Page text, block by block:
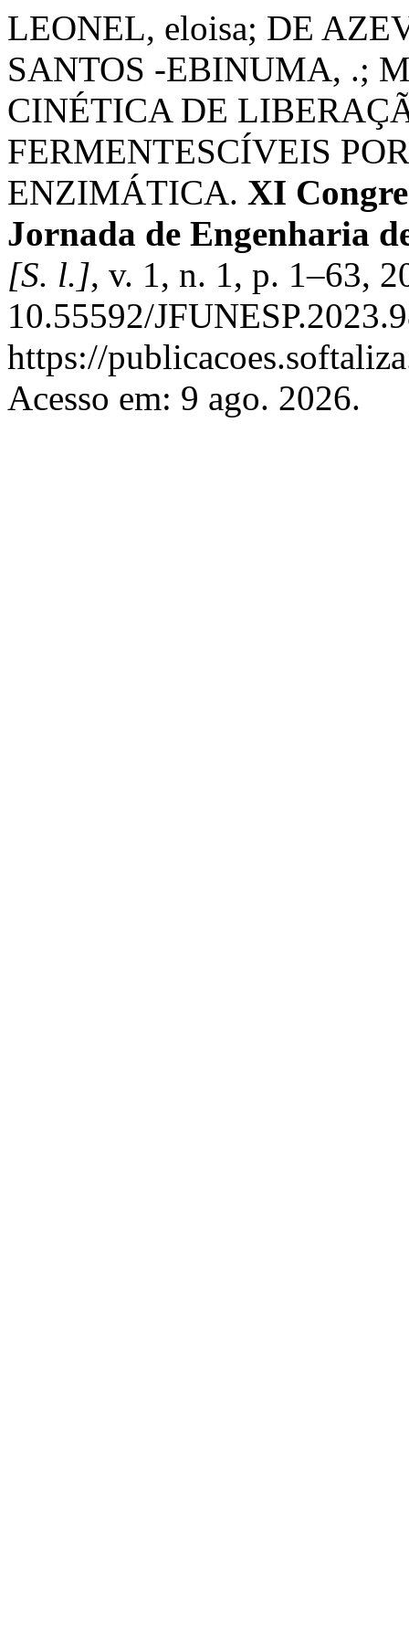
LEONEL, eloisa; DE
SANTOS -EBINUMA, .;
CINÉTICA DE
FERMENTESCÍVEIS
ENZIMÁTICA. XI
Jornada de Engenharia
[S. l.], v. 1, n. 1, p. 1–63,
10.55592/
https://
Acesso em: 9 ago. 2026.